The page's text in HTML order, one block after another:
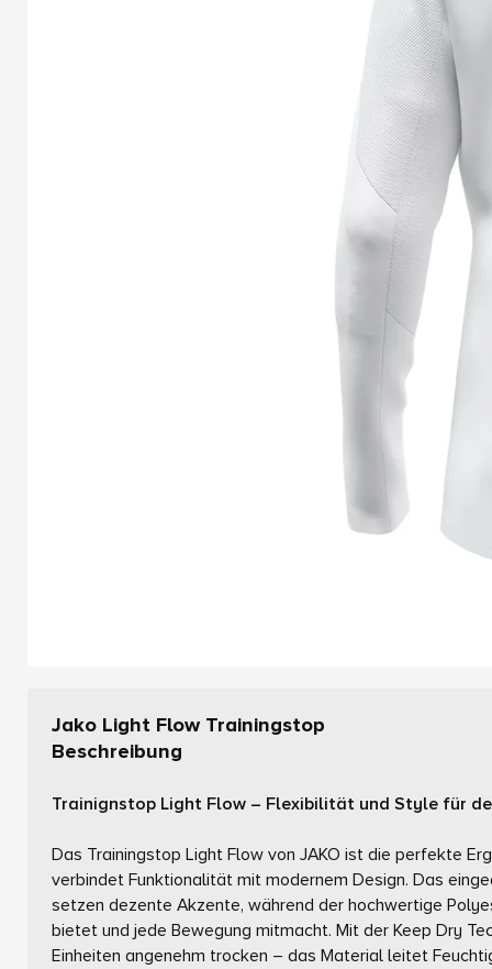
Jako Light Flow Trainingstop
Beschreibung
Trainignstop Light Flow – Flexibilität und Style für
Das Trainingstop Light Flow von JAKO ist die perfekte
verbindet Funktionalität mit modernem Design. Das
setzen dezente Akzente, während der hochwertige
bietet und jede Bewegung mitmacht. Mit der Keep Dry
Einheiten angenehm trocken – das Material leitet